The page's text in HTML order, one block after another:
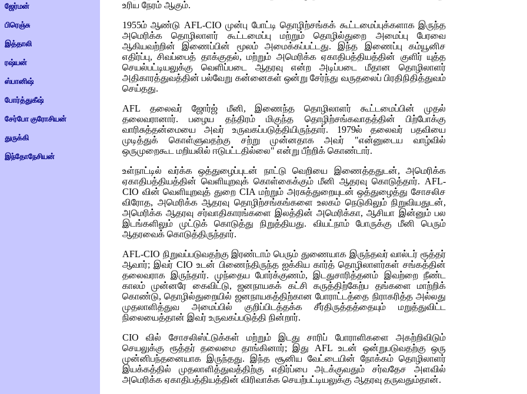
ஜேர்மன்
பிரெஞ்சு
இத்தாலி
ரஷ்யன்
ஸ்பானிஷ்
போர்த்துகீஷ்
சேர்போ குரோசியன்
துருக்கி
இந்தோநேசியன்
உரிய நேரம் ஆகும்.
1955ம் ஆண்டு AFL-CIO முன்பு போட்டி தொழிற்சங்கக் கூட்டமைப்புக்களாக இருந்த
அமெரிக்க தொழிலாளர் கூட்டமைப்பு மற்றும் தொழில்துறை அமைப்பு பேரவை
ஆகியவற்றின் இணைப்பின் மூலம் அமைக்கப்பட்டது. இந்த இணைப்பு கம்யூனிச
எதிர்ப்பு, சிவப்பைத் தாக்குதல், மற்றும் அமெரிக்க ஏகாதிபத்தியத்தின் குளிர் யுத்த
செயல்பட்டியலுக்கு வெளிப்படை ஆதரவு என்ற அடிப்படை மீதான தொழிலாளர்
அதிகாரத்துவத்தின் பல்வேறு கன்னைகள் ஒன்று சேர்ந்து வருதலைப் பிரதிநிதித்துவம்
செய்தது.
AFL தலைவர் ஜோர்ஜ் மீனி, இணைந்த தொழிலாளர் கூட்டமைப்பின் முதல்
தலைவரானார். பழைய தந்திரம் மிகுந்த தொழிற்சங்கவாதத்தின் பிற்போக்கு
வாரிசுத்தன்மையை அவர் உருவகப்படுத்தியிருந்தார். 1979ல் தலைவர் பதவியை
முடித்துக் கொள்ளுவதற்கு சற்று முன்னதாக அவர் "என்னுடைய வாழ்வில்
ஒருமுறைகூட மறியலில் ஈடுபட்டதில்லை" என்று பீற்றிக் கொண்டார்.
உள்நாட்டில் வர்க்க ஒத்துழைப்புடன் நாட்டு வெறியை இணைத்ததுடன், அமெரிக்க
ஏகாதிபத்தியத்தின் வெளியுறவுக் கொள்கைக்கும் மீனி ஆதரவு கொடுத்தார். AFL-
CIO வின் வெளியுறவுத் துறை CIA மற்றும் அரசுத்துறையுடன் ஒத்துழைத்து சோசலிச
விரோத, அமெரிக்க ஆதரவு தொழிற்சங்கங்களை உலகம் நெடுகிலும் நிறுவியதுடன்,
அமெரிக்க ஆதரவு சர்வாதிகாரங்களை இலத்தின் அமெரிக்கா, ஆசியா இன்னும் பல
இடங்களிலும் முட்டுக் கொடுத்து நிறுத்தியது. வியட்நாம் போருக்கு மீனி பெரும்
ஆதரவைக் கொடுத்திருந்தார்.
AFL-CIO நிறுவப்படுவதற்கு இரண்டாம் பெரும் துணையாக இருந்தவர் வால்டர் ரூத்தர்
ஆவார்; இவர்CIO உடன் பிணைந்திருந்த ஐக்கிய கார்த் தொழிலாளர்கள் சங்கத்தின்
தலைவராக இருந்தார். முந்தைய போர்க்குணம், இடதுசாரித்தனம் இவற்றை நீண்ட
காலம் முன்னரே கைவிட்டு, ஜனநாயகக் கட்சி கருத்திற்கேற்ப தங்களை மாற்றிக்
கொண்டு, தொழில்துறையில் ஜனநாயகத்திற்கான போராட்டத்தை நிராகரித்த அல்லது
முதலாளித்துவ அமைப்பில் குறிப்பிடத்தக்க சீர்திருத்தத்தையும் மறுத்துவிட்ட
நிலையைத்தான் இவர் உருவகப்படுத்தி நின்றார்.
CIO வில் சோசலிஸ்ட்டுக்கள் மற்றும் இடது சாரிப் போராளிகளை அகற்றிவிடும்
செயலுக்கு ரூத்தர் தலைமை தாங்கினார்; இது AFL உடன் ஒன்றுபடுவதற்கு ஒரு
முன்னிபந்தனையாக இருந்தது. இந்த சூனிய வேட்டையின் நோக்கம் தொழிலாளர்
இயக்கத்தில் முதலாளித்துவத்திற்கு எதிர்ப்பை அடக்குவதும் சர்வதேச அளவில்
அமெரிக்க ஏகாதிபத்தியத்தின் விரிவாக்க செயற்பட்டியலுக்கு ஆதரவு தருவதும்தான்.